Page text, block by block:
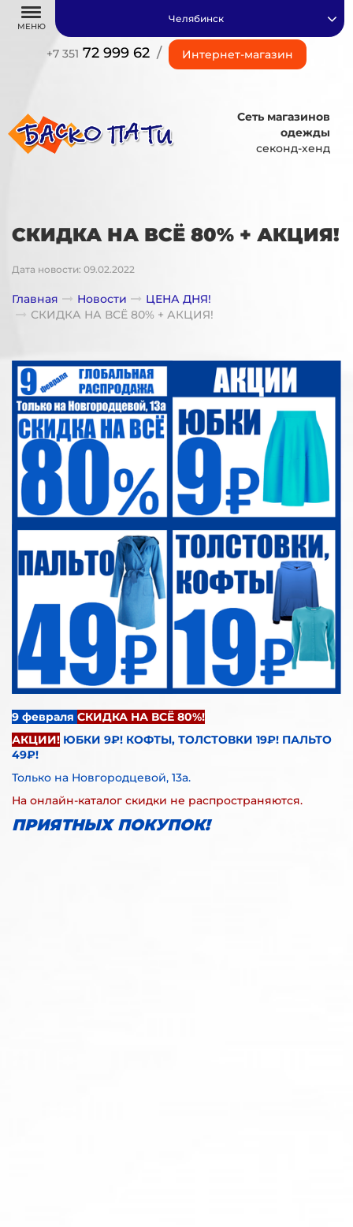
МЕНЮ
+7 351 72 999 62 / Интернет-магазин
Челябинск
Сеть магазинов
одежды
секонд-хенд
СКИДКА НА ВСЁ 80% + АКЦИЯ!
Дата новости: 09.02.2022
Главная Новости
ЦЕНА ДНЯ!
СКИДКА НА ВСЁ 80% + АКЦИЯ!
9 февраля СКИДКА НА ВСЁ 80%!
АКЦИИ! ЮБКИ 9₽! КОФТЫ, ТОЛСТОВКИ 19₽! ПАЛЬТО
49₽!
Только на Новгородцевой, 13а.
На онлайн-каталог скидки не распространяются.
ПРИЯТНЫХ ПОКУПОК!